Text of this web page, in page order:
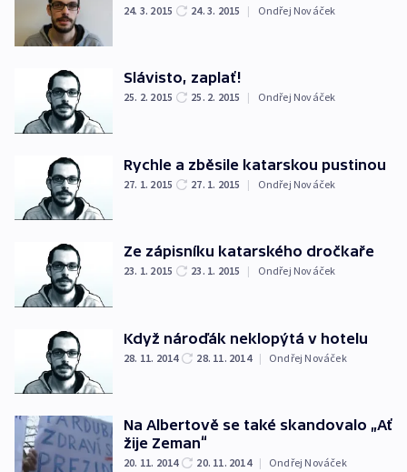
24. 3. 2015 24. 3. 2015 | Ondřej Nováček
Slávisto, zaplať!
25. 2. 2015 25. 2. 2015 | Ondřej Nováček
Rychle a zběsile katarskou pustinou
27. 1. 2015 27. 1. 2015 | Ondřej Nováček
Ze zápisníku katarského dročkaře
23. 1. 2015 23. 1. 2015 | Ondřej Nováček
Když nároďák neklopýtá v hotelu
28. 11. 2014 28. 11. 2014 | Ondřej Nováček
Na Albertově se také skandovalo „Ať
žije Zeman“
20. 11. 2014 20. 11. 2014 | Ondřej Nováček